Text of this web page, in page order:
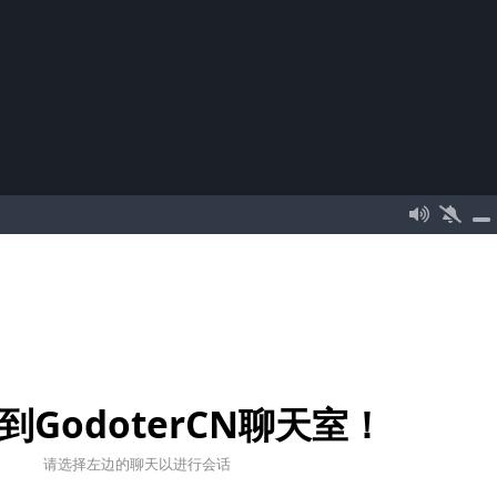
GodoterCN聊天室！
请选择左边的聊天以进行会话